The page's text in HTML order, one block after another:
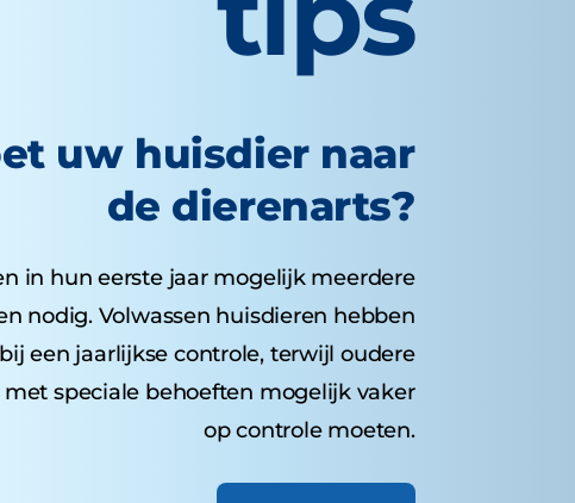
uw huisdier naar
de dierenarts?
in hun eerste jaar mogelijk meerdere
nodig. Volwassen huisdieren hebben
een jaarlijkse controle, terwijl oudere
speciale behoeften mogelijk vaker
op controle moeten.